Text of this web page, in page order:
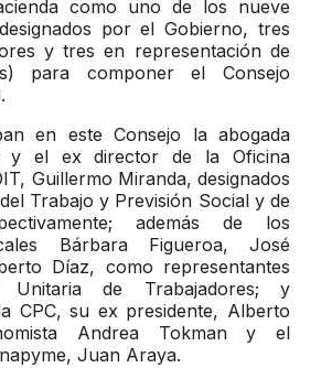
como uno de los nueve
por el Gobierno, tres
y tres en representación de
para componer el Consejo
en este Consejo la abogada
y el ex director de la Oficina
Guillermo Miranda, designados
Trabajo y Previsión Social y de
además de los
Bárbara Figueroa, José
Díaz, como representantes
de Trabajadores; y
CPC, su ex presidente, Alberto
Andrea Tokman y el
Juan Araya.